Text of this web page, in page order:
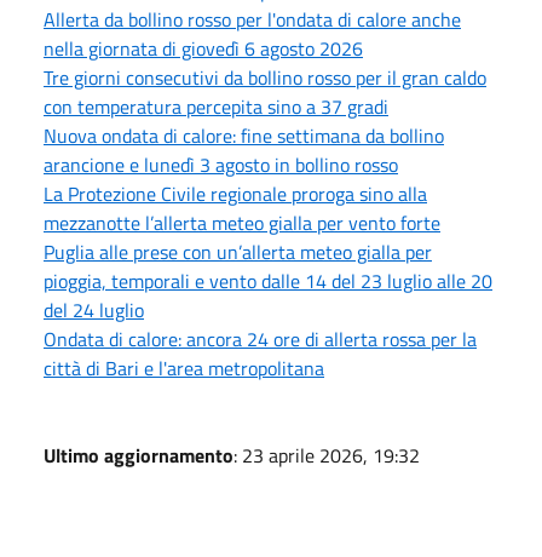
Allerta da bollino rosso per l'ondata di calore anche
nella giornata di giovedì 6 agosto 2026
Tre giorni consecutivi da bollino rosso per il gran caldo
con temperatura percepita sino a 37 gradi
Nuova ondata di calore: fine settimana da bollino
arancione e lunedì 3 agosto in bollino rosso
La Protezione Civile regionale proroga sino alla
mezzanotte l’allerta meteo gialla per vento forte
Puglia alle prese con un’allerta meteo gialla per
pioggia, temporali e vento dalle 14 del 23 luglio alle 20
del 24 luglio
Ondata di calore: ancora 24 ore di allerta rossa per la
città di Bari e l'area metropolitana
Ultimo aggiornamento: 23 aprile 2026, 19:32